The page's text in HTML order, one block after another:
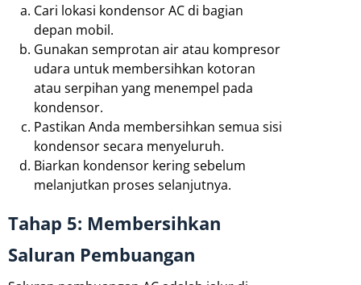
Cari lokasi kondensor AC di bagian
depan mobil.
Gunakan semprotan air atau kompresor
udara untuk membersihkan kotoran
atau serpihan yang menempel pada
kondensor.
Pastikan Anda membersihkan semua sisi
kondensor secara menyeluruh.
Biarkan kondensor kering sebelum
melanjutkan proses selanjutnya.
Tahap 5: Membersihkan
Saluran Pembuangan